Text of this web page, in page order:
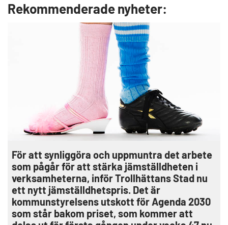
Rekommenderade nyheter:
För att synliggöra och uppmuntra det arbete
som pågår för att stärka jämställdheten i
verksamheterna, inför Trollhättans Stad nu
ett nytt jämställdhetspris. Det är
kommunstyrelsens utskott för Agenda 2030
som står bakom priset, som kommer att